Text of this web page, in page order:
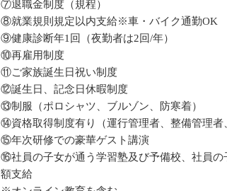
⑦退職金制度（規程）
⑧就業規則規定以内支給※車・バイク通勤OK
⑨健康診断年1回（夜勤者は2回/年）
⑩再雇用制度
⑪ご家族誕生日祝い制度
⑫誕生日、記念日休暇制度
⑬制服（ポロシャツ、ブルゾン、防寒着）
⑭資格取得制度有り（運行管理者、整備管理者
⑮年次研修での豪華ゲスト講演
⑯社員の子女が通う学習塾及び予備校、社員の
額支給